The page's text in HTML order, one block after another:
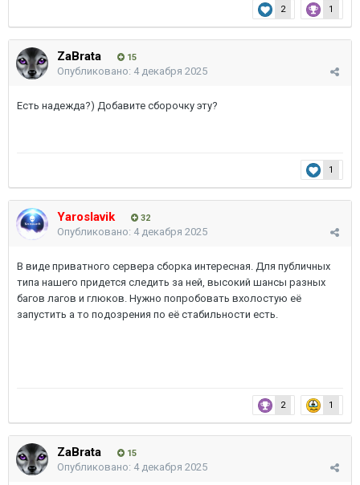
2 1
ZaBrata 15
Опубликовано: 4 декабря 2025
Есть надежда?) Добавите сборочку эту?
1
Yaroslavik 32
Опубликовано: 4 декабря 2025
В виде приватного сервера сборка интересная. Для публичных
типа нашего придется следить за ней, высокий шансы разных
багов лагов и глюков. Нужно попробовать вхолостую её
запустить а то подозрения по её стабильности есть.
2 1
ZaBrata 15
Опубликовано: 4 декабря 2025